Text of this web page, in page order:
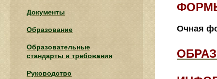
Очная
Документы
Образование
Образовательные
стандарты и требования
Руководство